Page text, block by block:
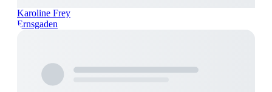
Karoline Frey
Ernsgaden